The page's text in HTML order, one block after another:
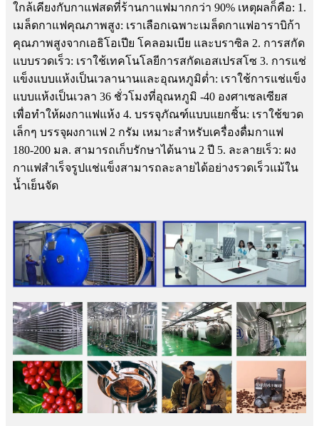
ใกล้เคียงกับกาแฟสดที่ร้านกาแฟมากกว่า 90% เหตุผลก็คือ: 1.
เมล็ดกาแฟคุณภาพสูง: เราเลือกเฉพาะเมล็ดกาแฟอาราบิก้า
คุณภาพสูงจากเอธิโอเปีย โคลอมเบีย และบราซิล 2. การสกัด
แบบรวดเร็ว: เราใช้เทคโนโลยีการสกัดเอสเปรสโซ 3. การแช่
แข็งแบบแห้งเป็นเวลานานและอุณหภูมิต่ำ: เราใช้การแช่แข็ง
แบบแห้งเป็นเวลา 36 ชั่วโมงที่อุณหภูมิ -40 องศาเซลเซียส
เพื่อทำให้ผงกาแฟแห้ง 4. บรรจุภัณฑ์แบบแยกชิ้น: เราใช้ขวด
เล็กๆ บรรจุผงกาแฟ 2 กรัม เหมาะสำหรับเครื่องดื่มกาแฟ
180-200 มล. สามารถเก็บรักษาได้นาน 2 ปี 5. ละลายเร็ว: ผง
กาแฟสำเร็จรูปแช่แข็งสามารถละลายได้อย่างรวดเร็วแม้ใน
น้ำเย็นจัด